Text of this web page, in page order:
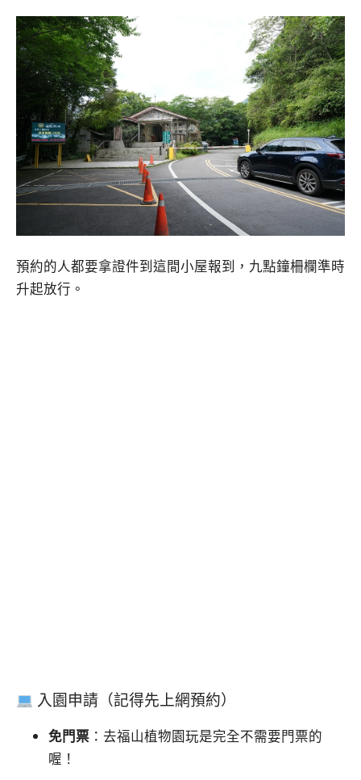
預約的人都要拿證件到這間小屋報到，九點鐘柵欄準時
升起放行。
入園申請（記得先上網預約）
免門票 ：去福山植物園玩是完全不需要門票的
喔！